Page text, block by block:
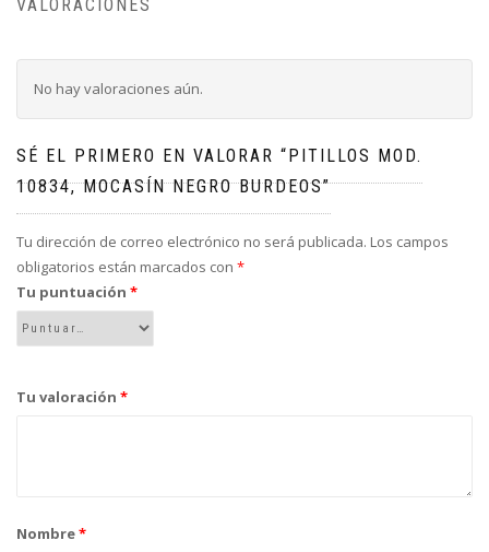
VALORACIONES
No hay valoraciones aún.
SÉ EL PRIMERO EN VALORAR “PITILLOS MOD.
10834, MOCASÍN NEGRO BURDEOS”
Tu dirección de correo electrónico no será publicada. Los campos
obligatorios están marcados con *
Tu puntuación *
Tu valoración *
Nombre*